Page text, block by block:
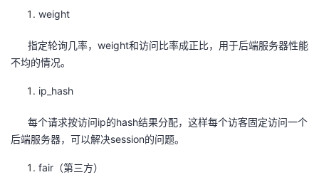
weight
指定轮询几率，weight和访问比率成正比，用于后端服务器性能
不均的情况。
ip_hash
每个请求按访问ip的hash结果分配，这样每个访客固定访问一个
后端服务器，可以解决session的问题。
fair（第三方）